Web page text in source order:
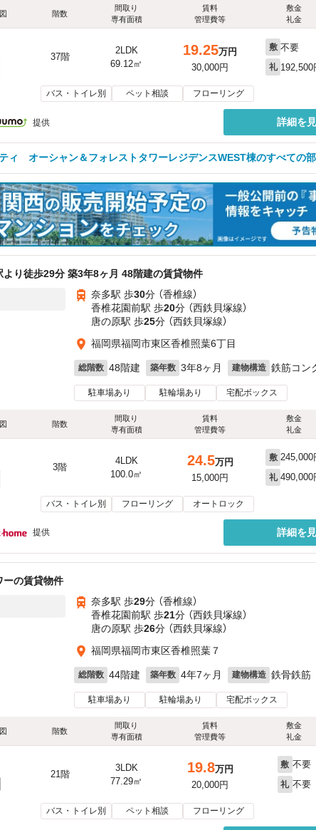
階数
間取り
専有面積
賃料
管理費等
敷金
礼金
37階
2LDK
69.12㎡
19.25万円
30,000円
敷 不要
礼 192,500
バス・トイレ別 ペット相談 フローリング
提供 詳細を
ィ オーシャン＆フォレストタワーレジデンスWEST棟のすべての
より徒歩29分 築3年8ヶ月 48階建の賃貸物件
奈多駅 歩30分 （香椎線）
香椎花園前駅 歩20分 （西鉄貝塚線）
唐の原駅 歩25分 （西鉄貝塚線）
福岡県福岡市東区香椎照葉6丁目
総階数 48階建 築年数 3年8ヶ月 建物構造 鉄筋コン
駐車場あり 駐輪場あり 宅配ボックス
階数
間取り
専有面積
賃料
管理費等
敷金
礼金
3階
4LDK
100.0㎡
24.5万円
15,000円
敷 245,000
礼 490,000
バス・トイレ別 フローリング オートロック
提供 詳細を
ーの賃貸物件
奈多駅 歩29分 （香椎線）
香椎花園前駅 歩21分 （西鉄貝塚線）
唐の原駅 歩26分 （西鉄貝塚線）
福岡県福岡市東区香椎照葉７
総階数 44階建 築年数 4年7ヶ月 建物構造 鉄骨鉄筋
駐車場あり 駐輪場あり 宅配ボックス
階数
間取り
専有面積
賃料
管理費等
敷金
礼金
21階
3LDK
77.29㎡
19.8万円
20,000円
敷 不要
礼 不要
バス・トイレ別 ペット相談 フローリング